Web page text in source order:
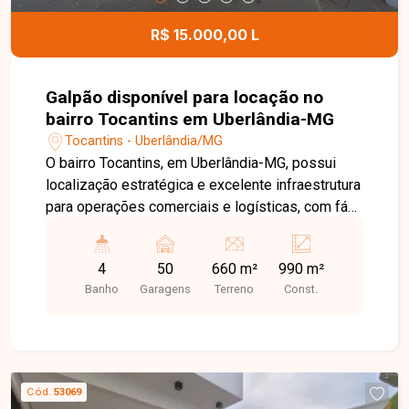
R$ 15.000,00 L
Galpão disponível para locação no
bairro Tocantins em Uberlândia-MG
Tocantins - Uberlândia/MG
O bairro Tocantins, em Uberlândia-MG, possui
localização estratégica e excelente infraestrutura
para operações comerciais e logísticas, com fácil
A região é ideal para empresas que necessitam
de agilidade no transporte, distribuição e
movimentação de cargas. Galpão comercial em
conta ainda com terreno lateral de 330m², ampla
área externa para pátio de manobras ou
4
Banho
50
Garagens
660 m²
Terreno
990 m²
Const.
Cód. 53069